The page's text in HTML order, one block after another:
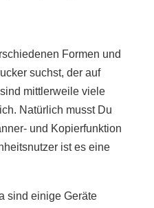
Formen und
suchst, der auf
mittlerweile viele
Natürlich musst Du
und Kopierfunktion
ist es eine
sind einige Geräte